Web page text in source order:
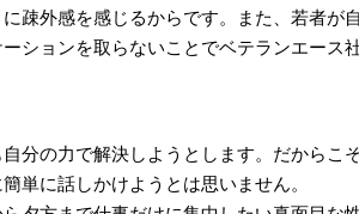
疎外感を感じるからです。また、若者
ションを取らないことでベテランエース
分の力で解決しようとします。だから
単に話しかけようとは思いません。